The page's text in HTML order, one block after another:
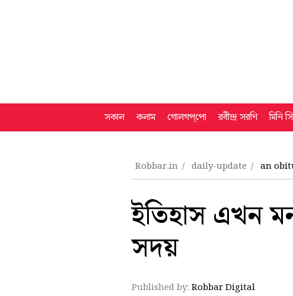
সকাল কলাম গোলগপ্‌পো রবীন্দ্র সরণি মিনি
Robbar.in daily-update an
ইতিহাস এখন
সদয়
Published by: Robbar Digital